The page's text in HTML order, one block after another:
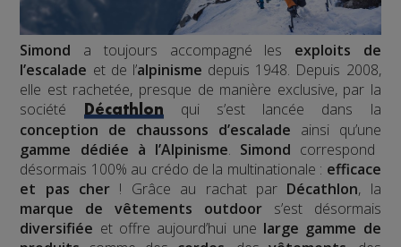
Simond a toujours accompagné les exploits de
l’escalade et de l’alpinisme depuis 1948. Depuis 2008,
elle est rachetée, presque de manière exclusive, par la
société
Décathlonqui s’est lancée dans la
conception de chaussons d’escalade ainsi qu’une
gamme dédiée à l’Alpinisme. Simond correspond
désormais 100% au crédo de la multinationale : efficace
et pas cher ! Grâce au rachat par Décathlon, la
marque de vêtements outdoors’est désormais
diversifiée et offre aujourd’hui une large gamme de